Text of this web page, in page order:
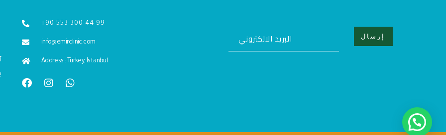
+90 553 300 44 99
info@emirclinic.com
Address : Turkey, Istanbul